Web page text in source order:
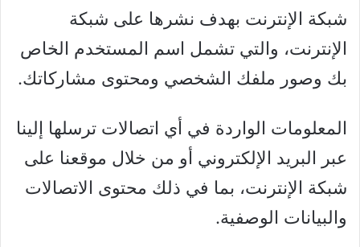
شبكة الإنترنت بهدف نشرها على شبكة
الإنترنت، والتي تشمل اسم المستخدم الخاص
بك وصور ملفك الشخصي ومحتوى مشاركاتك.
المعلومات الواردة في أي اتصالات ترسلها إلينا
عبر البريد الإلكتروني أو من خلال موقعنا على
شبكة الإنترنت، بما في ذلك محتوى الاتصالات
والبيانات الوصفية.